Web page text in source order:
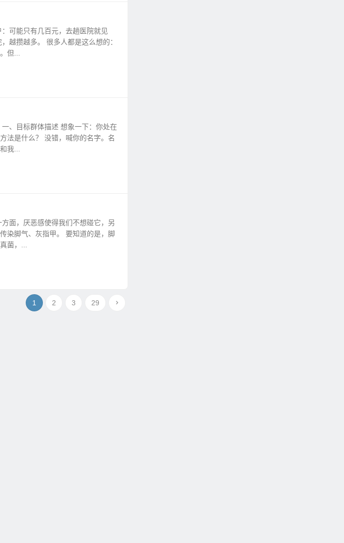
可能只有几百元，去趟医院就见
越攒越多。 很多人都是这么想的：
但...
、目标群体描述 想象一下：你处在
法是什么？ 没错，喊你的名字。名
我...
面，厌恶感使得我们不想碰它，另
染脚气、灰指甲。 要知道的是，脚
菌，...
1 2 3 29